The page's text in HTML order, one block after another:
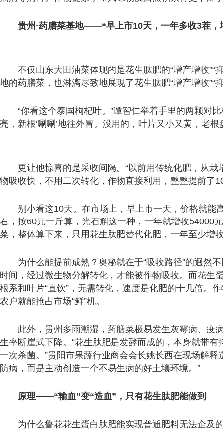
贵州·药膳菜基地——“早上市10天，一年多收3茬，
不仅山东大田油菜体现的是花生肽肥的“增产增收”“
地的药膳菜，也淋漓尽致地展现了花生肽肥“增产增收”“
“你看这个泰国枸杞叶。”谭智仁举着手里的两颗对
亮，新根‘唰唰’地往外冒。没用的，叶片又小又黄，老
更让他惊喜的是采收间隔。“以前用传统化肥，从
物吸收快，不用二次转化，作物直接利用，整整提前了
别小看这10天。在市场上，早上市一天，价格就能
右，按60元一斤算，光石斛这一种，一年就增收54000
菜，整体算下来，只用花生肽肥替代化肥，一年至少增
为什么能提前成熟？奥秘就在于“吸收路径”的迥然
时间，经过微生物分解转化，才能被作物吸收。而花生
根系和叶片“直饮”，无需转化，速度是化肥的十几倍。
农户就能抢占市场“鲜”机。
此外，贵州多雨潮湿，药膳菜极易发生灰霉病、疫
生率断崖式下降。“花生肽肥是发酵而成的，本身就带
一次杀菌。”贵阳市果蔬行业商会会长姚长西在现场解
防病，而是主动创造一个不易生病的好土壤环境。”
原理——“输血”变“造血”，只有花生肽肥能做到
为什么鲁花花生蛋白肽肥能实现普通肥料无法企及